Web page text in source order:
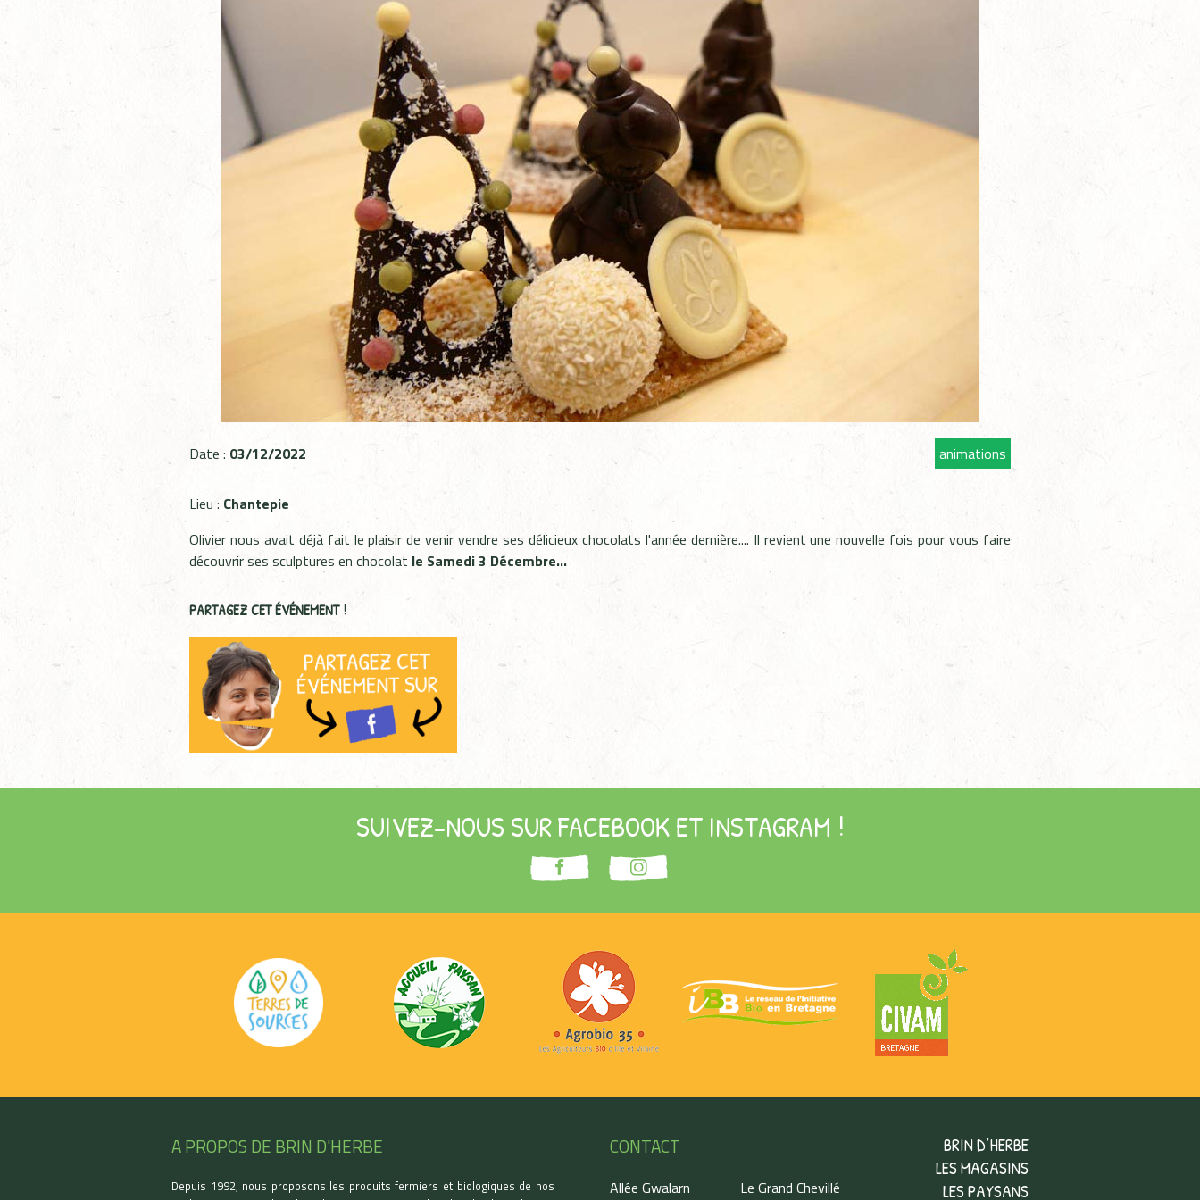
Date : 03/12/2022 animations
Lieu : Chantepie
Olivier nous avait déjà fait le plaisir de venir vendre ses délicieux chocolats l'année dernière.... Il revient une nouvelle fois pour vous faire
découvrir ses sculptures en chocolat le Samedi 3 Décembre...
PARTAGEZ CET ÉVÉNEMENT !
SUIVEZ-NOUS SUR FACEBOOK ET INSTAGRAM !
A PROPOS DE BRIN D'HERBE
Depuis 1992, nous proposons les produits fermiers et biologiques de nos
CONTACT
Allée Gwalarn
Le Grand Chevillé
BRIN D’HERBE
LES MAGASINS
LES PAYSANS